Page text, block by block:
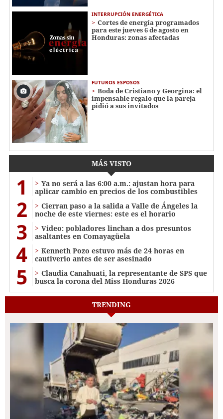
INTERRUPCIÓN ENERGÉTICA
Cortes de energía programados
para este jueves 6 de agosto en
Honduras: zonas afectadas
FUTUROS ESPOSOS
Boda de Cristiano y Georgina: el
impensable regalo que la pareja
pidió a sus invitados
MÁS VISTO
1
Ya no será a las 6:00 a.m.: ajustan hora para
aplicar cambio en precios de los combustibles
2
Cierran paso a la salida a Valle de Ángeles la
noche de este viernes: este es el horario
3
Video: pobladores linchan a dos presuntos
asaltantes en Comayagüela
4
Kenneth Pozo estuvo más de 24 horas en
cautiverio antes de ser asesinado
5
Claudia Canahuati, la representante de SPS que
busca la corona del Miss Honduras 2026
TRENDING